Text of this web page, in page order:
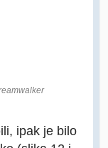
ipak je bilo